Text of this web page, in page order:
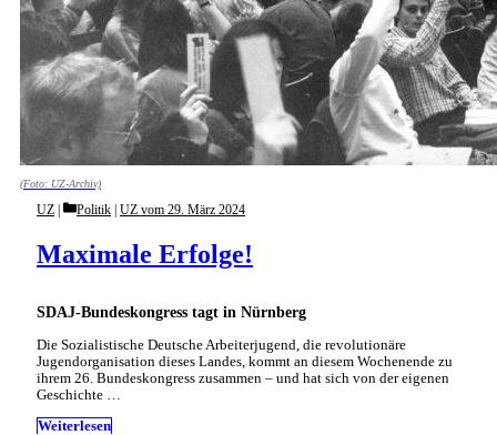
(Foto: UZ-Archiv)
SDAJ-Bundeskongress tagt in Nürnberg
Maximale Erfolge!
UZ Categories
Politik | UZ vom 29. März 2024
Die Sozialistische Deutsche Arbeiterjugend, die revolutionäre
Jugendorganisation dieses Landes, kommt an diesem Wochenende zu
ihrem 26. Bundeskongress zusammen – und hat sich von der eigenen
Geschichte …
Weiterlesen